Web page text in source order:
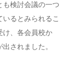
も検討会議の一つ
るとみられるこ
け、各会員校か
されました。